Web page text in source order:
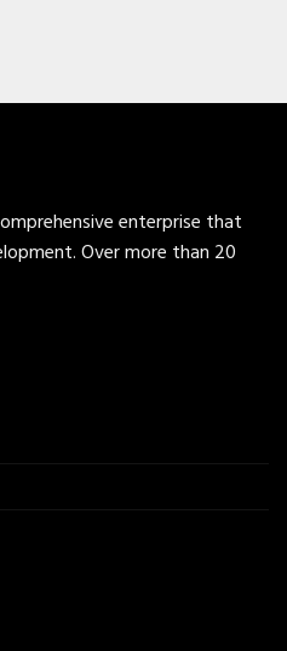
enterprise that
Over more than 20